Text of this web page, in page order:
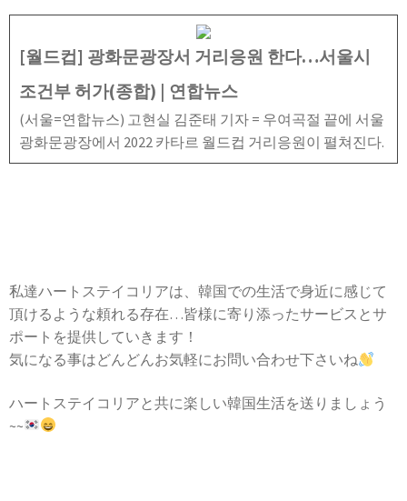
[월드컵] 광화문광장서 거리응원 한다…서울시
조건부 허가(종합) | 연합뉴스
(서울=연합뉴스) 고현실 김준태 기자 = 우여곡절 끝에 서울
광화문광장에서 2022 카타르 월드컵 거리응원이 펼쳐진다.
私達ハートステイコリアは、韓国での生活で身近に感じて
頂けるような頼れる存在…皆様に寄り添ったサービスとサ
ポートを提供していきます！
気になる事はどんどんお気軽にお問い合わせ下さいね
ハートステイコリアと共に楽しい韓国生活を送りましょう
~~